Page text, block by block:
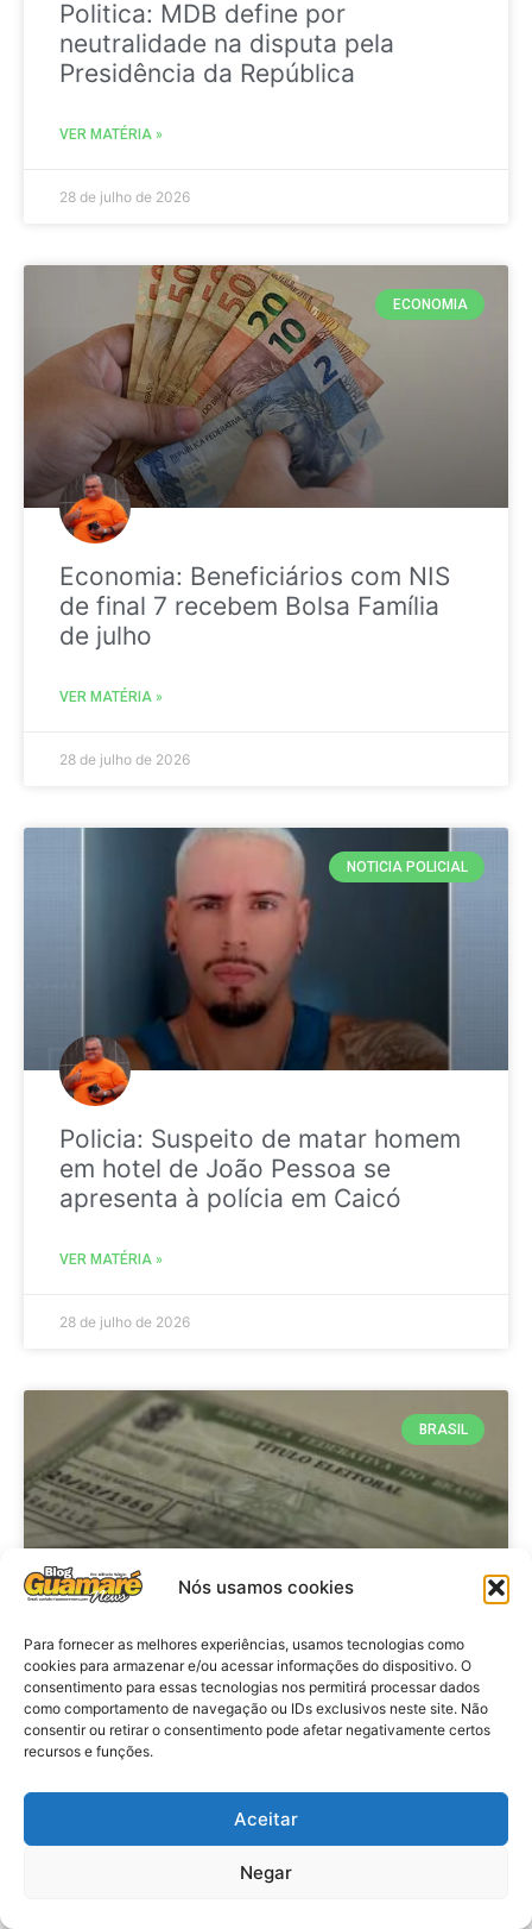
Nós usamos cookies
Para fornecer as melhores experiências, usamos tecnologias como
cookies para armazenar e/ou acessar informações do dispositivo. O
consentimento para essas tecnologias nos permitirá processar dados
como comportamento de navegação ou IDs exclusivos neste site. Não
consentir ou retirar o consentimento pode afetar negativamente certos
recursos e funções.
Aceitar
Negar
Politica: MDB define por
neutralidade na disputa pela
Presidência da República
VER MATÉRIA »
28 de julho de 2026
ECONOMIA
Economia: Beneficiários com NIS
de final 7 recebem Bolsa Família
de julho
VER MATÉRIA »
28 de julho de 2026
NOTICIA POLICIAL
Policia: Suspeito de matar homem
em hotel de João Pessoa se
apresenta à polícia em Caicó
VER MATÉRIA »
28 de julho de 2026
BRASIL
Brasil: Policia Federal investiga
753 casos de crimes eleitorais
antes das eleições